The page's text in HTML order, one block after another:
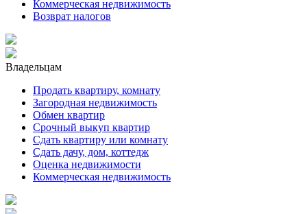
Коммерческая недвижимость
Возврат налогов
Владельцам
Продать квартиру, комнату
Загородная недвижимость
Обмен квартир
Срочный выкуп квартир
Сдать квартиру или комнату
Сдать дачу, дом, коттедж
Оценка недвижимости
Коммерческая недвижимость